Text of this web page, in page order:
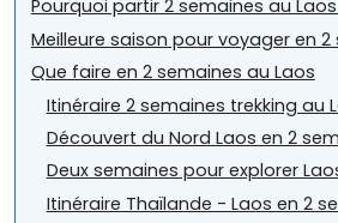
Pourquoi partir 2 semaines au Laos
Meilleure saison pour voyager en
Que faire en 2 semaines au Laos
Itinéraire 2 semaines trekking au
Découvert du Nord Laos en 2
Deux semaines pour explorer
Itinéraire Thaïlande - Laos en 2